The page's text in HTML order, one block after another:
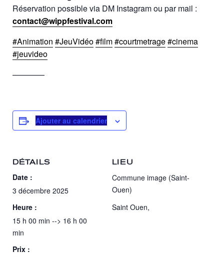
Réservation possible via DM Instagram ou par mail :
contact@wippfestival.com
#Animation #JeuVidéo#film#courtmetrage#cinema
#jeuvideo
————
Ajouter au calendrier
DÉTAILS
Date :
3 décembre 2025
Heure :
15 h 00 min --> 16 h 00
min
Prix :
LIEU
Commune image (Saint-
Ouen)
Saint Ouen,